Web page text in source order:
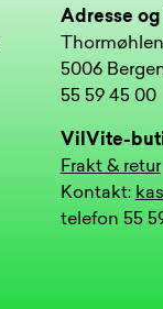
Adresse
5006
55 59 45 00
VilVite-
Frakt & retur
Kontakt:
telefon 55